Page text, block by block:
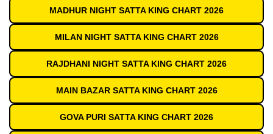
MADHUR NIGHT SATTA KING CHART 2026
MILAN NIGHT SATTA KING CHART 2026
RAJDHANI NIGHT SATTA KING CHART 2026
MAIN BAZAR SATTA KING CHART 2026
GOVA PURI SATTA KING CHART 2026